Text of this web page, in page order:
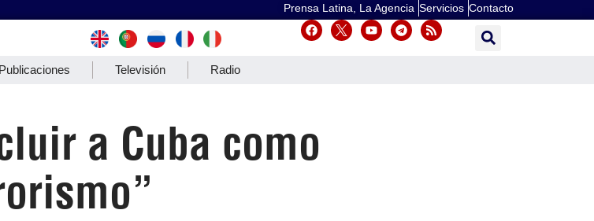
Prensa Latina, La Agencia Servicios Contacto
Publicaciones Televisión Radio
a Cuba como